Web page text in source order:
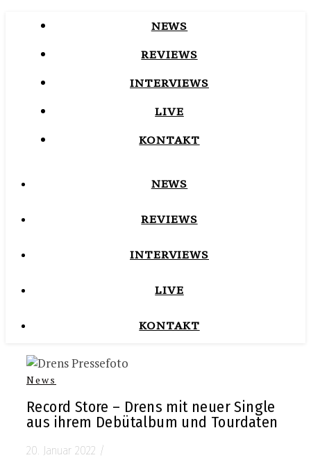
NEWS
REVIEWS
INTERVIEWS
LIVE
KONTAKT
NEWS
REVIEWS
INTERVIEWS
LIVE
KONTAKT
News
Record Store – Drens mit neuer Single
aus ihrem Debütalbum und Tourdaten
20. Januar 2022 /